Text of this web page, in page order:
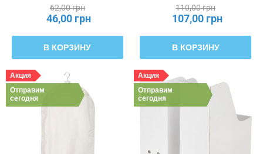
62,00 грн
46,00 грн
В КОРЗИНУ
110,00 грн
107,00 грн
В КОРЗИНУ
Акция
Отправим
сегодня
Акция
Отправим
сегодня